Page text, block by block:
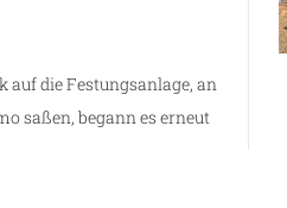
auf die Festungsanlage, an
saßen, begann es erneut